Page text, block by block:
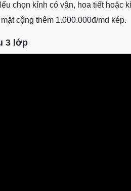
chọn kính có vân, hoa tiết hoặc
cộng thêm 1.000.000đ/md kép.
3 lớp